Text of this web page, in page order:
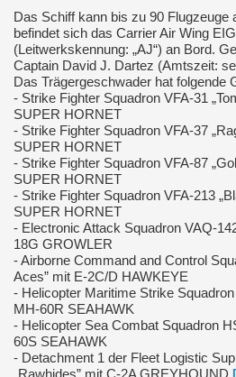
Das Schiff kann bis zu 90 Flugzeuge
befindet sich das Carrier Air Wing
(Leitwerkskennung: „AJ“) an Bord.
Captain David J. Dartez (Amtszeit:
Das Trägergeschwader hat folgende
- Strike Fighter Squadron VFA-31
SUPER HORNET
- Strike Fighter Squadron VFA-37
SUPER HORNET
- Strike Fighter Squadron VFA-87
SUPER HORNET
- Strike Fighter Squadron VFA-213
SUPER HORNET
- Electronic Attack Squadron VAQ-
18G GROWLER
- Airborne Command and Control
Aces” mit E-2C/D HAWKEYE
- Helicopter Maritime Strike
MH-60R SEAHAWK
- Helicopter Sea Combat Squadron
60S SEAHAWK
- Detachment 1 der Fleet Logistic